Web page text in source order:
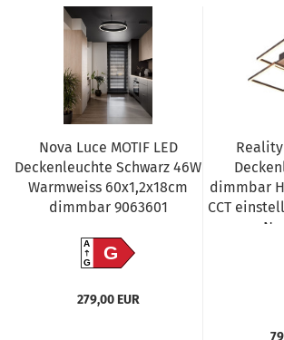
Nova Luce MOTIF LED
Deckenleuchte Schwarz 46W
Warmweiss 60x1,2x18cm
dimmbar 9063601
A
GG
279,00 EUR
dimmbar
CCT